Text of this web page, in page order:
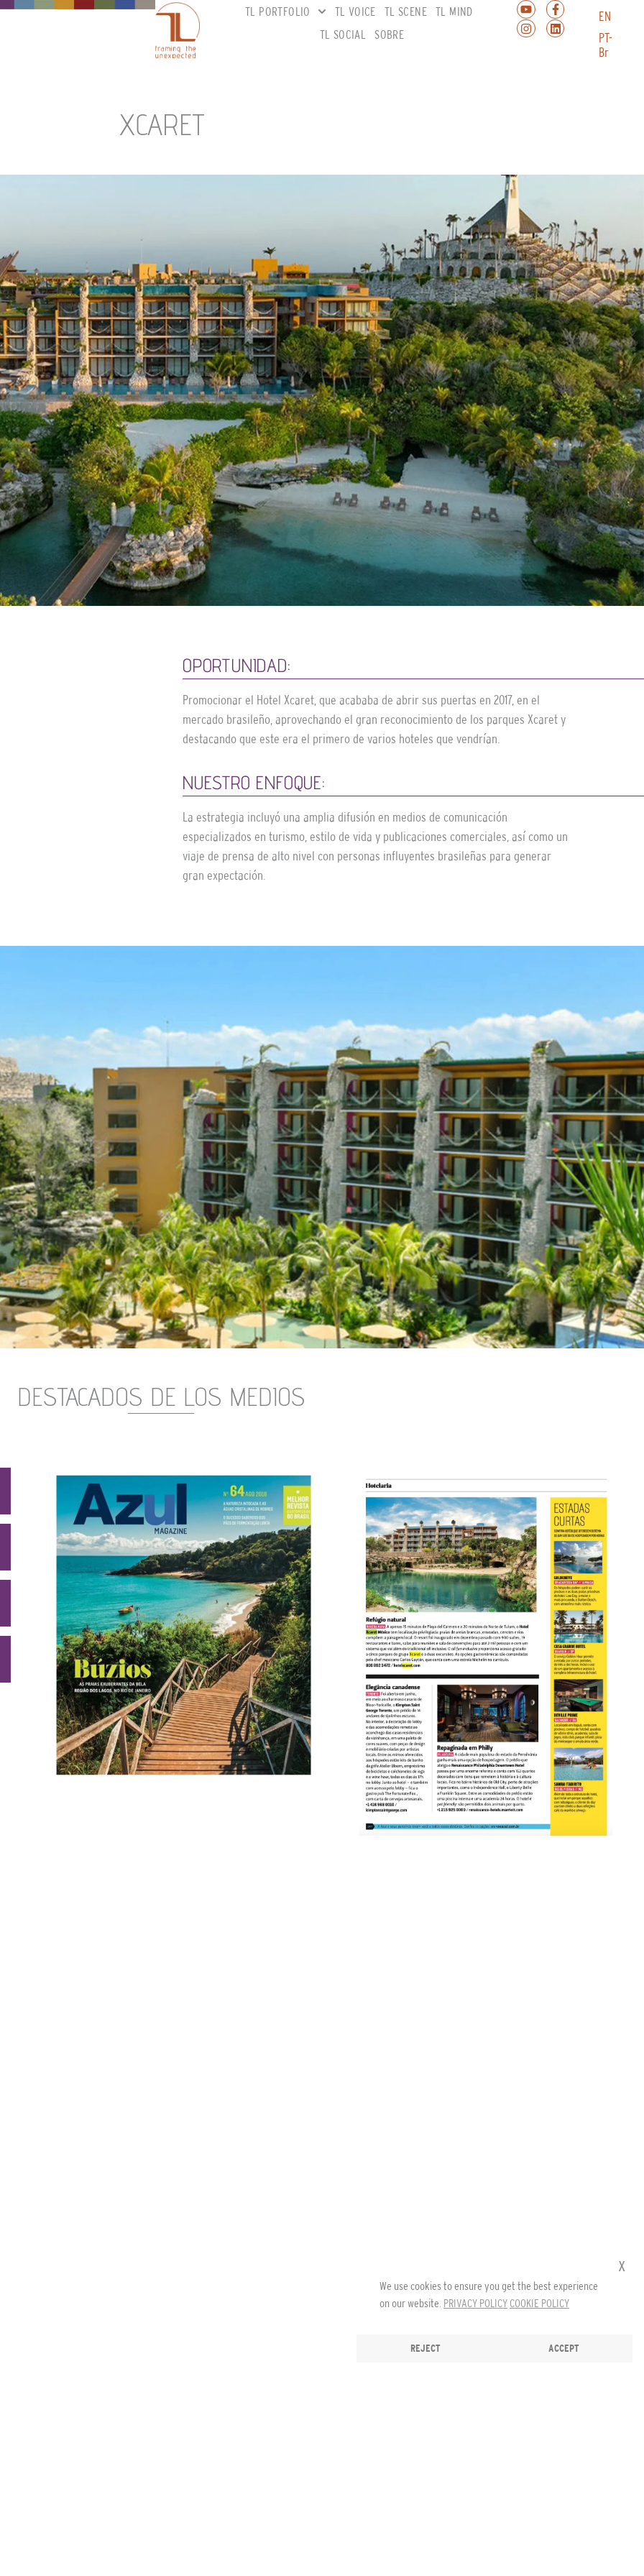
TL PORTFOLIO TL VOICE TL SCENE
TL MIND
TL SOCIAL
SOBRE
EN
PT-
Br
XCARET
OPORTUNIDAD:
Promocionar el Hotel Xcaret, que acababa de abrir sus puertas en 2017, en el
mercado brasileño, aprovechando el gran reconocimiento de los parques Xcaret y
destacando que este era el primero de varios hoteles que vendrían.
NUESTRO ENFOQUE:
La estrategia incluyó una amplia difusión en medios de comunicación
especializados en turismo, estilo de vida y publicaciones comerciales, así como un
viaje de prensa de alto nivel con personas influyentes brasileñas para generar
gran expectación.
DESTACADOS DE LOS MEDIOS
We use cookies to ensure you get the best experience
on our website. PRIVACY POLICY COOKIE POLICY
REJECT ACCEPT
x